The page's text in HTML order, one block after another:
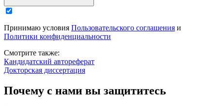
Принимаю условия Пользовательского соглашения и
Политики конфиденциальности
Смотрите также:
Кандидатский автореферат
Докторская диссертация
Почему с нами вы защититесь